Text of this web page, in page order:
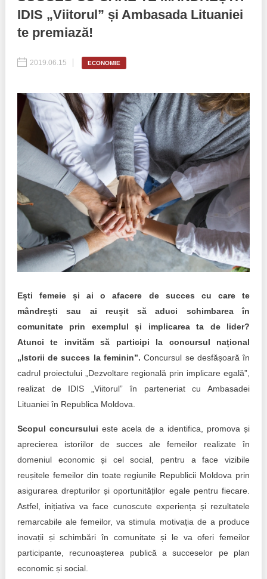
Rapoarte
Manual de proceduri
Note & poziții​
Organigrama IDIS
Anunțuri
Consiliul consulativ internațional IDIS
Politici regionale
Transparența guvernării locale
People Watch
Proces democratic
Agenda Națională de Business
Puterea hibridă
15 minute de realism economic
Trend Hunter
Buletin EU-STRAT
Aplică la BUNELE PRACTICI
Cele mai bune și cele mai proaste politici locale din
Moldova
publice-cheie din Moldova
Achiziții publice
Achizițiile publice în vizorul societății civile
IDIS „Viitorul” și Ambasada Lituaniei
te premiază!
2019.06.15 ECONOMIE
Ești femeie și ai o afacere de succes cu care te
mândrești sau ai reușit să aduci schimbarea în
comunitate prin exemplul și implicarea ta de lider?
Atunci te invităm să participi la concursul național
„Istorii de succes la feminin”. Concursul se desfășoară în
cadrul proiectului „Dezvoltare regională prin implicare egală”,
realizat de IDIS „Viitorul” în parteneriat cu Ambasadei
Lituaniei în Republica Moldova.
Scopul concursului este acela de a identifica, promova și
aprecierea istoriilor de succes ale femeilor realizate în
domeniul economic și cel social, pentru a face vizibile
reușitele femeilor din toate regiunile Republicii Moldova prin
asigurarea drepturilor și oportunităților egale pentru fiecare.
Astfel, inițiativa va face cunoscute experiența și rezultatele
remarcabile ale femeilor, va stimula motivația de a produce
inovații și schimbări în comunitate și le va oferi femeilor
participante, recunoașterea publică a succeselor pe plan
economic și social.